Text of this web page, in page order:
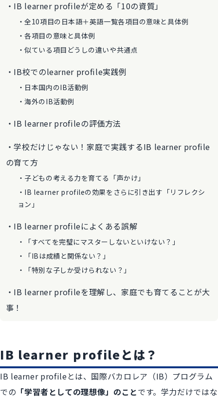
IB learner profileが定める「10の資質」
全10項目の日本語＋英語一覧各項目の意味と具体例
各項目の意味と具体例
似ている項目どうしの違いや共通点
IB校でのlearner profile実践例
日本国内のIB活動例
海外のIB活動例
IB learner profileの評価方法
学校だけじゃない！家庭で実践するIB learner profile
の育て方
子どもの考える力を育てる「声かけ」
IB learner profileの効果をさらに引き出す「リフレクシ
ョン」
IB learner profileによくある誤解
「すべてを完璧にマスターしないといけない？」
「IBは成績と関係ない？」
「特別な子しか受けられない？」
IB learner profileを理解し、家庭でも育てることが大
事！
IB learner profileとは？
IB learner profileとは、国際バカロレア（IB）プログラム
での 「学習者としての理想像」のことです。学力だけではな